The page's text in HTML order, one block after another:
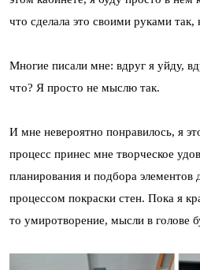
что сделала это своими руками так,
Многие писали мне: вдруг я уйду,
что? Я просто не мыслю так.
И мне невероятно понравилось, я
процесс принес мне творческое
планирования и подбора элементов
процессом покраски стен. Пока я
то умиротворение, мысли в голове